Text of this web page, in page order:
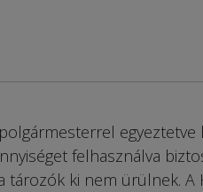
felhasználva
tározók ki nem ürülnek. A